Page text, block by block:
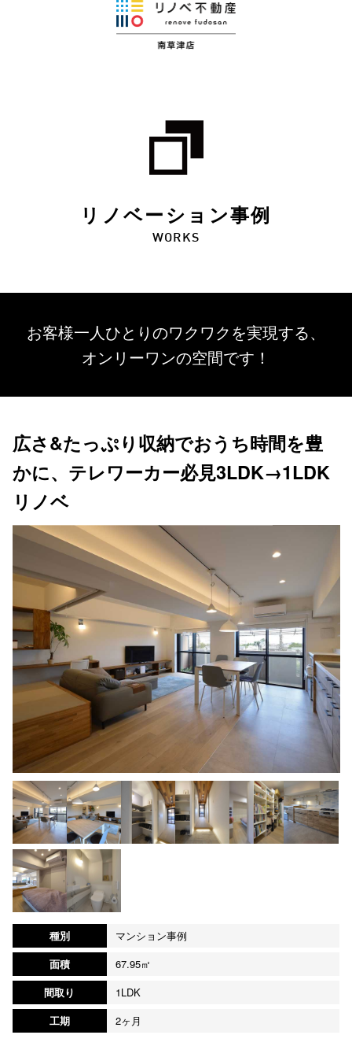
リノベーション事例
WORKS
お客様一人ひとりのワクワクを実現する、
オンリーワンの空間です！
広さ&たっぷり収納でおうち時間を豊
かに、テレワーカー必見3LDK→1LDK
リノベ
種別
マンション事例
面積
67.95㎡
間取り
1LDK
工期
2ヶ月